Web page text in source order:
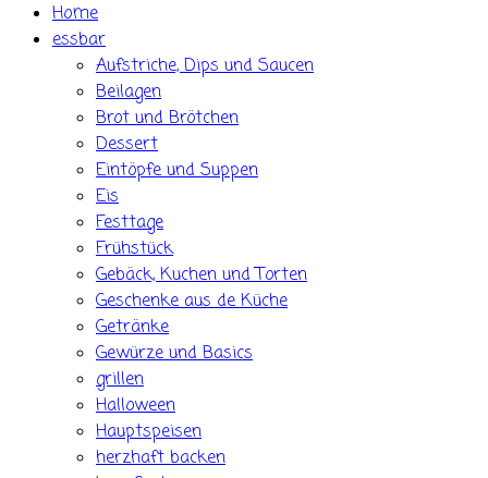
Home
essbar
Aufstriche, Dips und Saucen
Beilagen
Brot und Brötchen
Dessert
Eintöpfe und Suppen
Eis
Festtage
Frühstück
Gebäck, Kuchen und Torten
Geschenke aus de Küche
Getränke
Gewürze und Basics
grillen
Halloween
Hauptspeisen
herzhaft backen